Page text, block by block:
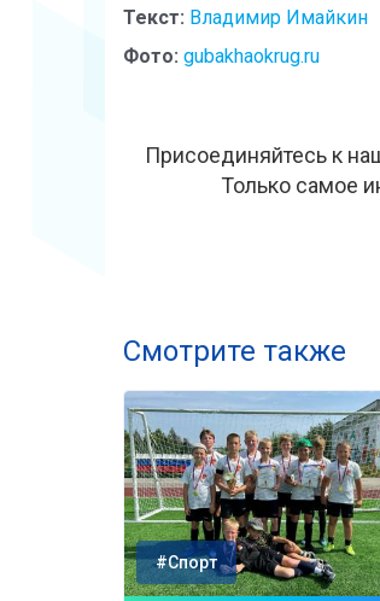
Текст: Владимир Имайкин
Фото: gubakhaokrug.ru
Присоединяйтесь к
Только самое
Смотрите также
#Спорт